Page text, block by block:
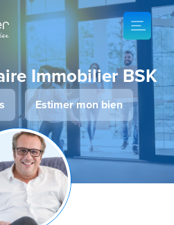
Immobilier BSK
Estimer mon bien